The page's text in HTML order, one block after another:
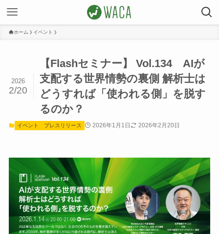
ホーム イベント
【Flashセミナー】 Vol.134 AIが
支配する世界情勢の裏側 解析士は
どうすれば「使われる側」を脱す
るのか？
2026
2/20
イベント プレスリリース 2026年1月1日 2026年2月20日